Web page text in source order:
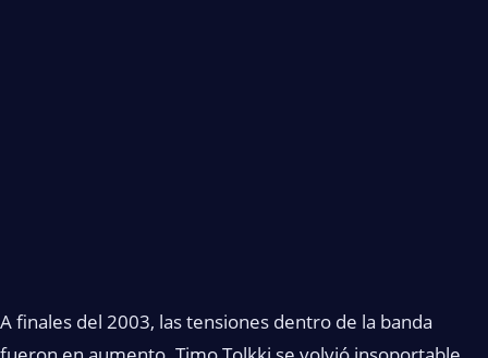
A finales del 2003, las tensiones dentro de la banda